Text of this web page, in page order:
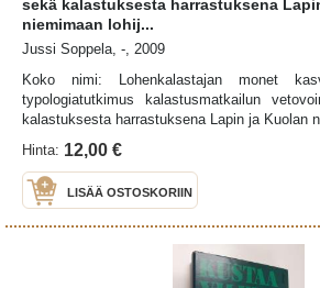
sekä kalastuksesta harrastuksena
niemimaan lohij...
Jussi Soppela, -, 2009
Koko nimi: Lohenkalastajan monet
typologiatutkimus kalastusmatkailun
kalastuksesta harrastuksena Lapin ja Kuolan
Hinta: 12,00 €
LISÄÄ OSTOSKORIIN